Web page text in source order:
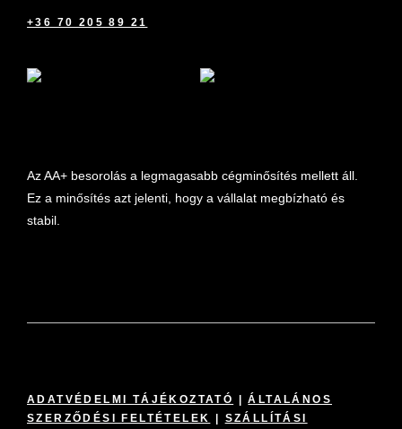
+36 70 205 89 21
Az AA+ besorolás a legmagasabb cégminősítés mellett áll.
Ez a minősítés azt jelenti, hogy a vállalat megbízható és
stabil.
ADATVÉDELMI TÁJÉKOZTATÓ |ÁLTALÁNOS
SZERZŐDÉSI FELTÉTELEK
SZÁLLÍTÁSI